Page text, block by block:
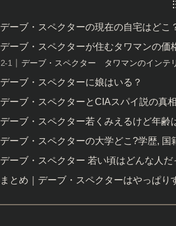
デーブ・スペクターの現在の自宅はどこ
デーブ・スペクターが住むタワマンの価
デーブ・スペクター タワマンのインテ
デーブ・スペクターに娘はいる？
デーブ・スペクターとCIAスパイ説の真相
デーブ・スペクター若くみえるけど年齢
デーブ・スペクターの大学どこ?学歴, 国
デーブ・スペクター 若い頃はどんな人だ
まとめ｜デーブ・スペクターはやっぱり